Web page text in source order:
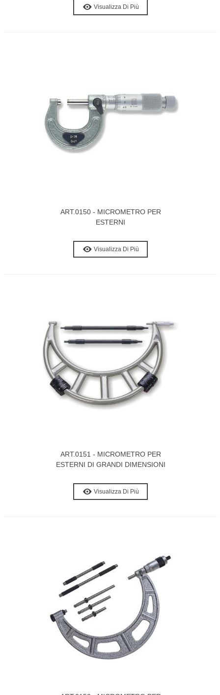
Visualizza Di Più
ART.0150 - MICROMETRO PER
ESTERNI
Visualizza Di Più
ART.0151 - MICROMETRO PER
ESTERNI DI GRANDI DIMENSIONI
Visualizza Di Più